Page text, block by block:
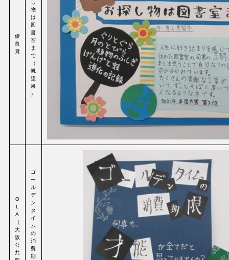
優
良
賞
し
物
は
図
書
室
ま
で
（
帆
望
果
）
O
L
A
（
大
阪
公
共
ゴ
ー
ル
デ
ン
タ
イ
ム
の
消
費
期